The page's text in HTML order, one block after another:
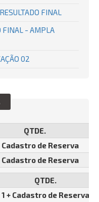
FINAL
FINAL - AMPLA
02
QTDE.
Cadastro de Reserva
Cadastro de Reserva
QTDE.
1 + Cadastro de Reserva